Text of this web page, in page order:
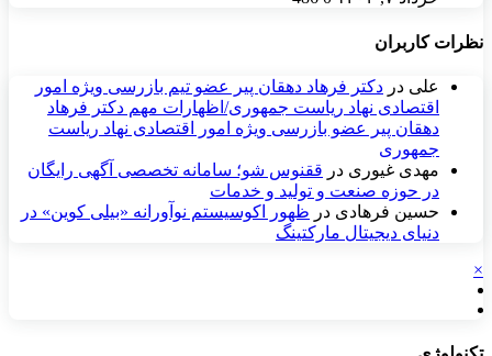
نظرات کاربران
علی در دکتر فرهاد دهقان پیر عضو تيم بازرسی ويژه امور
اقتصادی نهاد رياست جمهوری/اظهارات مهم دکتر فرهاد
دهقان پیر عضو بازرسی ویژه امور اقتصادی نهاد ریاست
جمهوری
مهدی غیوری در ققنوس شو؛ سامانه تخصصی آگهی رایگان
در حوزه صنعت و تولید و خدمات
حسین فرهادی در ظهور اکوسیستم نوآورانه «بیلی کوین» در
دنیای دیجیتال مارکتینگ
×